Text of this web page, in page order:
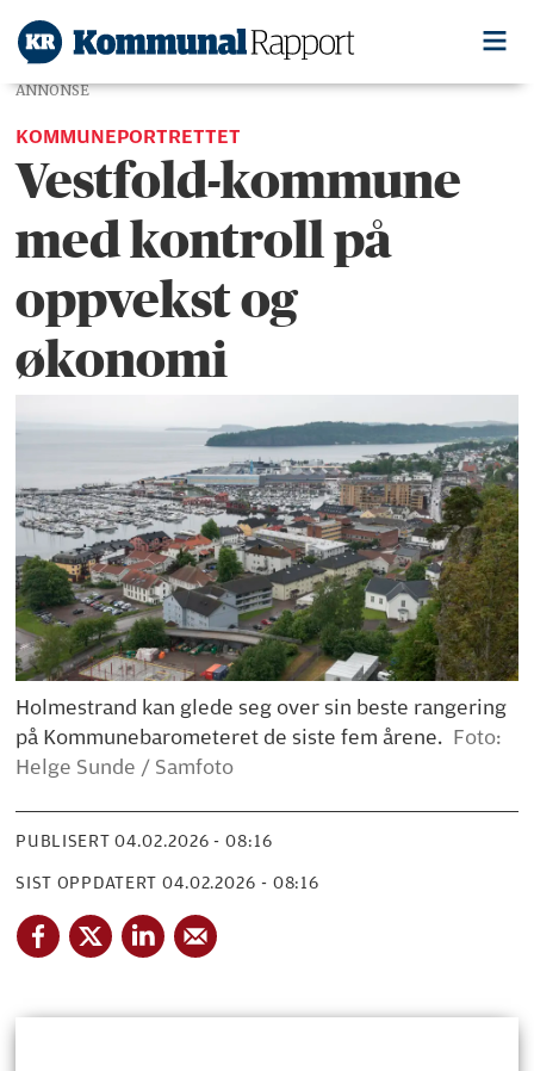
ANNONSE
KOMMUNEPORTRETTET
Vestfold-kommune
med kontroll på
oppvekst og
økonomi
Holmestrand kan glede seg over sin beste rangering
på Kommunebarometeret de siste fem årene. Foto:
Helge Sunde / Samfoto
PUBLISERT 04.02.2026 - 08:16
SIST OPPDATERT 04.02.2026 - 08:16